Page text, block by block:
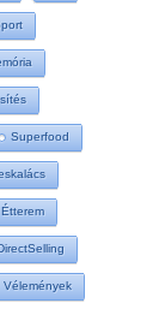
Superfood
Étterem
Vélemények